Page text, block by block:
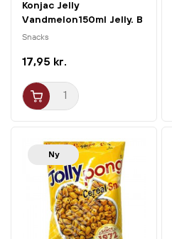
Konjac Jelly
Vandmelon150ml Jelly. B
Snacks
17,95 kr.
Ny